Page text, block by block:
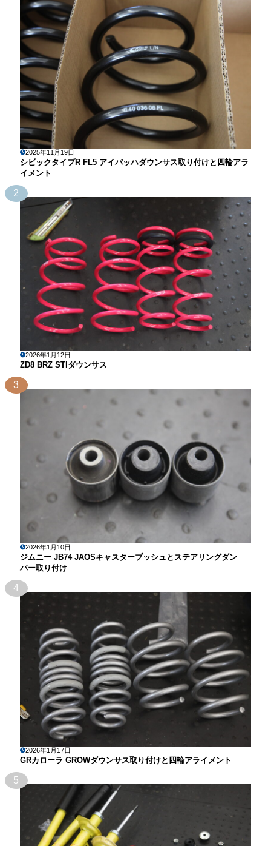
2025年11月19日
シビックタイプR FL5 アイバッハダウンサス取り付けと四輪アラ
イメント
2
2026年1月12日
ZD8 BRZ STIダウンサス
3
2026年1月10日
ジムニー JB74 JAOSキャスターブッシュとステアリングダン
パー取り付け
4
2026年1月17日
GRカローラ GROWダウンサス取り付けと四輪アライメント
5